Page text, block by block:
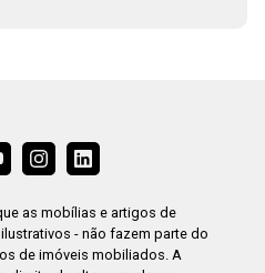
as mobílias e artigos de
- não fazem parte do
de imóveis mobiliados. A